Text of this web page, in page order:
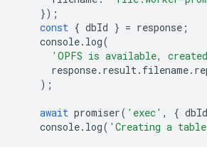
});
const { dbId } = response ;
console. log(
'OPFS is available,
response. result. filename.
);
await promiser( 'exec' , { dbId
console. log( 'Creating a